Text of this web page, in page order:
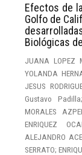
Efectos de
Golfo de
Biológicas
JUANA LOPEZ
YOLANDA
JESUS
Gustavo
MORALES
ENRIQUEZ
ALEJANDRO
SERRATO;